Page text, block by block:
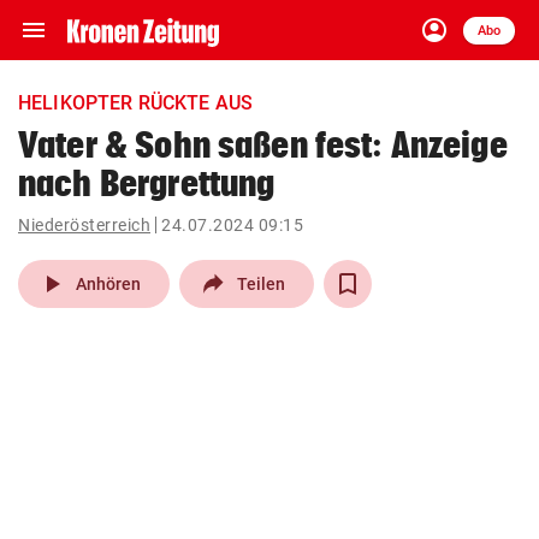
menu Navigation
ein-/ausklappen
account_circle
Anmelden
Abo
close Schließen
account_circle Anmelden
pin_drop
Wien arrow_right
HELIKOPTER RÜCKTE AUS
Vater & Sohn saßen fest: Anzeige
nach Bergrettung
Niederösterreich 24.07.2024 09:15
play_arrow Anhören Teilen